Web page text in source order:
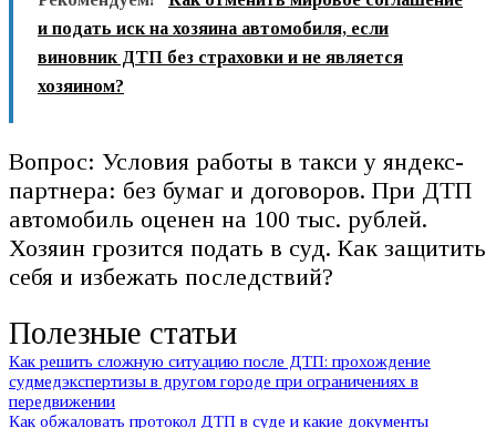
и подать иск на хозяина автомобиля, если
виновник ДТП без страховки и не является
хозяином?
Вопрос: Условия работы в такси у яндекс-
партнера: без бумаг и договоров. При ДТП
автомобиль оценен на 100 тыс. рублей.
Хозяин грозится подать в суд. Как защитить
себя и избежать последствий?
Полезные статьи
Как решить сложную ситуацию после ДТП: прохождение
судмедэкспертизы в другом городе при ограничениях в
передвижении
Как обжаловать протокол ДТП в суде и какие документы